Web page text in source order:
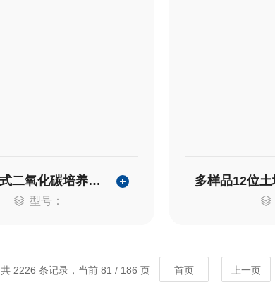
配比水套式二氧化碳培养箱 HH.CP-TW
型号：
共 2226 条记录，当前 81 / 186 页 首页 上一页